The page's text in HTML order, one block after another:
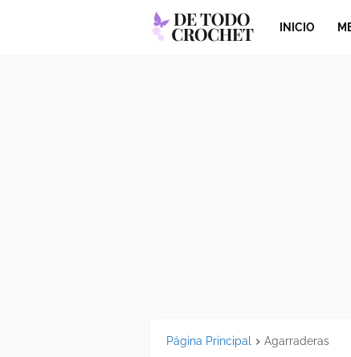
INICIO
Página Principal Agarraderas